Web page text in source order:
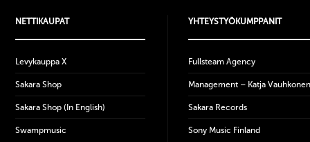
NETTIKAUPAT
Levykauppa X
Sakara Shop
Sakara Shop (In English)
Swampmusic
YHTEYSTYÖKUMPPANIT
Fullsteam Agency
Management – Katja Vauhkonen
Sakara Records
Sony Music Finland